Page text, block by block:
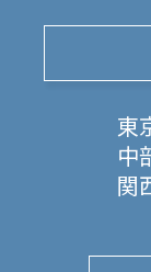
東
中
関